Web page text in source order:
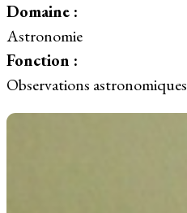
Domaine :
Astronomie
Fonction :
Observations astronomiques